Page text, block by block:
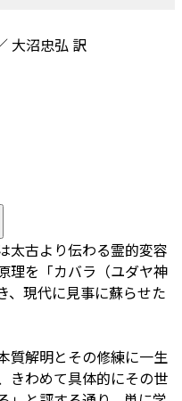
大沼忠弘 訳
太古より伝わる霊的変容
理を「カバラ（ユダヤ神
、現代に見事に蘇らせた
質解明とその修練に一生
きわめて具体的にその世